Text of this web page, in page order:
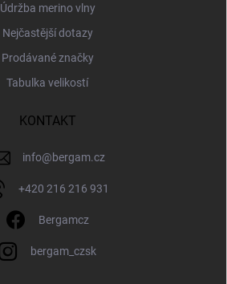
Údržba merino vlny
Nejčastější dotazy
Prodávané značky
Tabulka velikostí
KONTAKT
info@bergam.cz
+420 216 216 931
Bergamcz
bergam_czsk